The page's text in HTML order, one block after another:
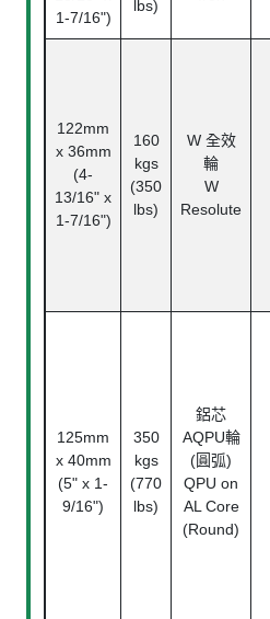
1-7/16")
lbs)
122mm
x 36mm
(4-
13/16" x
1-7/16")
160
kgs
(350
lbs)
W 全效
輪
W
Resolute
125mm
x 40mm
(5" x 1-
9/16")
350
kgs
(770
lbs)
鋁芯
AQPU輪
(圓弧)
QPU on
AL Core
(Round)